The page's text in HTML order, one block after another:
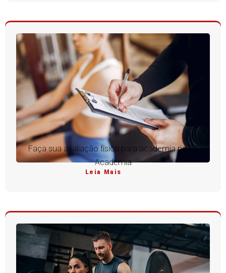
Faça sua avaliação física para academia na V4
Academia
Leia Mais